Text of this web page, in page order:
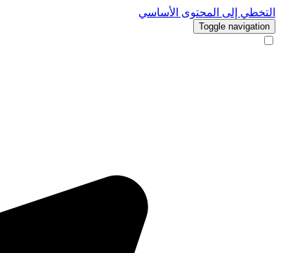
التخطي إلى المحتوى الأساسي
Toggle navigation